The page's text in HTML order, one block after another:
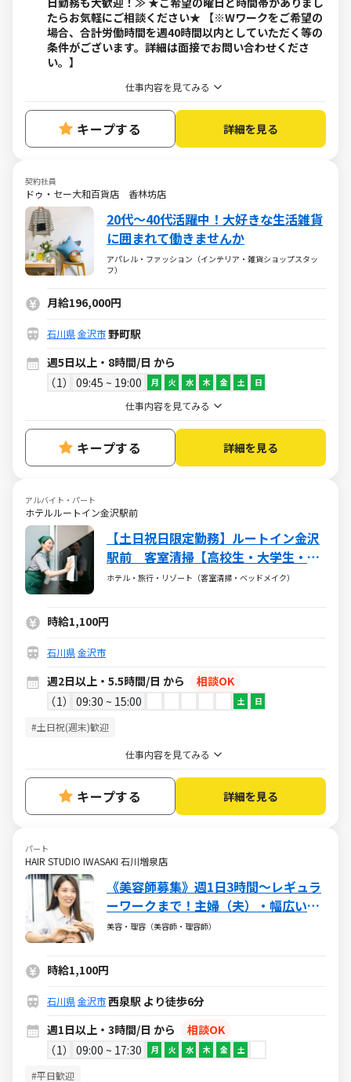
たらお気軽にご相談ください★ 【※Wワークをご希望の
場合、合計労働時間を週40時間以内としていただく等の
条件がございます。詳細は面接でお問い合わせくださ
い。】
仕事内容を見てみる
キープする 詳細を見る
契約社員
ドゥ・セー大和百貨店 香林坊店
20代～40代活躍中！大好きな生活雑貨
に囲まれて働きませんか
アパレル・ファッション（インテリア・雑貨ショップスタッ
フ）
月給196,000円
石川県金沢市野町駅
週5日以上・8時間/日 から
1
09:45 ~ 19:00 月 火 水 木 金 土 日
仕事内容を見てみる
キープする 詳細を見る
アルバイト・パート
ホテルルートイン金沢駅前
【土日祝日限定勤務】ルートイン金沢
駅前 客室清掃【高校生・大学生・W
ワーク歓迎】
ホテル・旅行・リゾート（客室清掃・ベッドメイク）
時給1,100円
石川県金沢市
週2日以上・5.5時間/日 から
相談OK
1
09:30 ~ 15:00 土 日
#土日祝(週末)歓迎
仕事内容を見てみる
キープする 詳細を見る
パート
HAIR STUDIO IWASAKI 石川増泉店
《美容師募集》週1日3時間～レギュラ
ーワークまで！主婦（夫）・幅広い年
代が活躍しています
美容・理容（美容師・理容師）
時給1,100円
石川県金沢市西泉駅 より徒歩6分
週1日以上・3時間/日 から
相談OK
1
09:00 ~ 17:30 月 火 水 木 金 土
#平日歓迎